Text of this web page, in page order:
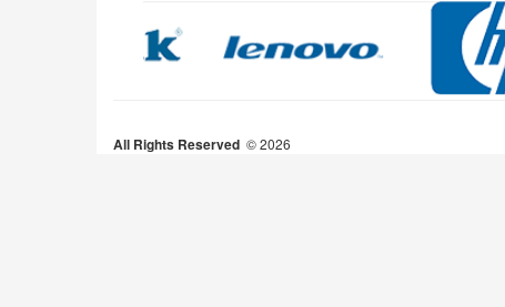
All Rights Reserved